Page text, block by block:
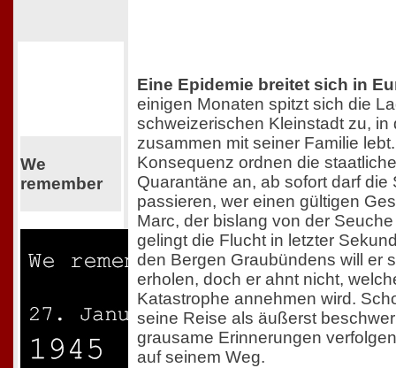
We
remember
Eine Epidemie breitet sich in
einigen Monaten spitzt sich die
schweizerischen Kleinstadt zu, in
zusammen mit seiner Familie
Konsequenz ordnen die
Quarantäne an, ab sofort darf die
passieren, wer einen gültigen
Marc, der bislang von der
gelingt die Flucht in letzter
den Bergen Graubündens will er
erholen, doch er ahnt nicht,
Katastrophe annehmen wird.
seine Reise als äußerst
grausame Erinnerungen
auf seinem Weg.